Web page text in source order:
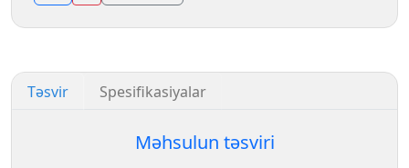
Təsvir Spesifikasiyalar
Məhsulun təsviri